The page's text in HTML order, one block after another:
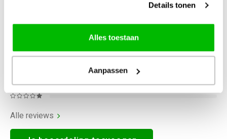
Details tonen
Alles toestaan
Aanpassen
Alle reviews